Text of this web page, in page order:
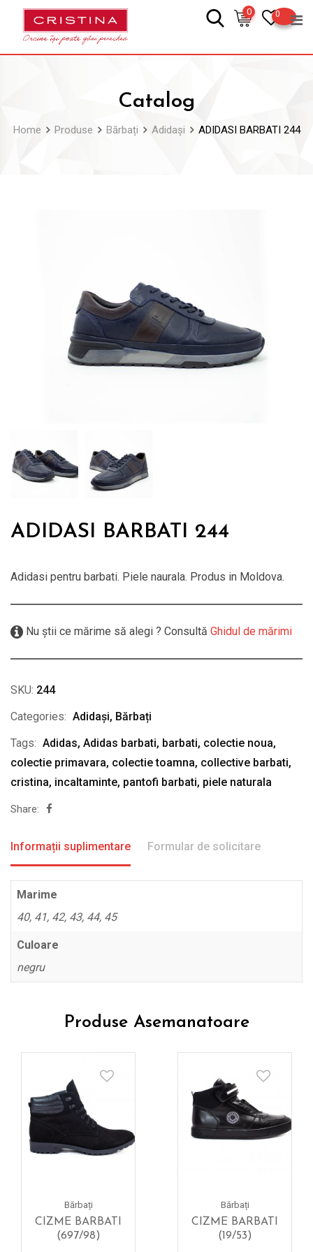
0
0
Catalog
Home Produse Bărbați Adidași ADIDASI BARBATI 244
ADIDASI BARBATI 244
Adidasi pentru barbati. Piele naurala. Produs in Moldova.
Nu știi ce mărime să alegi ? Consultă Ghidul de mărimi
SKU: 244
Categories: Adidași, Bărbați
Tags: Adidas, Adidas barbati, barbati, colectie noua,
colectie primavara, colectie toamna, collective barbati,
cristina, incaltaminte, pantofi barbati, piele naturala
Share:
Informații suplimentare Formular de solicitare
Marime
40, 41, 42, 43, 44, 45
Culoare
negru
Produse Asemanatoare
Bărbați
CIZME BARBATI
(697/98)
Bărbați
CIZME BARBATI
(19/53)